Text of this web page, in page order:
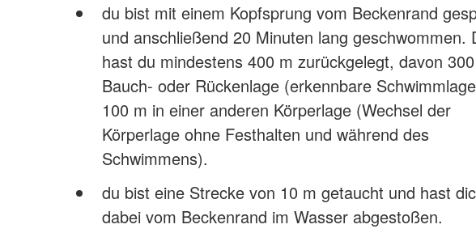
du bist mit einem Kopfsprung vom Beckenrand
und anschließend 20 Minuten lang geschwommen.
hast du mindestens 400 m zurückgelegt, davon
Bauch- oder Rückenlage (erkennbare
100 m in einer anderen Körperlage (Wechsel der
Körperlage ohne Festhalten und während des
Schwimmens).
du bist eine Strecke von 10 m getaucht und hast
dabei vom Beckenrand im Wasser abgestoßen.